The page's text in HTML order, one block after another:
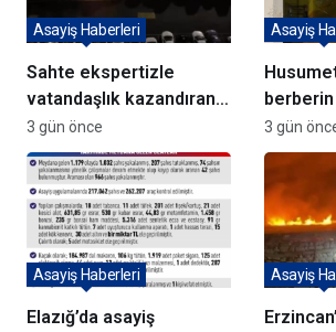
Sahte ekspertizle
vatandaşlık kazandıran
72 şüpheli adliyeye sevk
edildi
Asayiş Haberleri
3 gün önce
berberin
kurşun
Asayiş
3 gün
Elazığ’da asayiş
Asayiş Haberleri Asayiş